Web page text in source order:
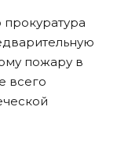
прокуратура
пожару в
всего